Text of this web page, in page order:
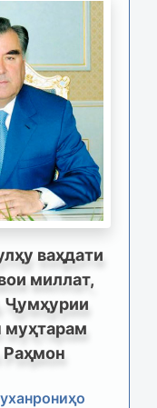
ваҳдати
миллат,
Ҷумҳурии
муҳтарам